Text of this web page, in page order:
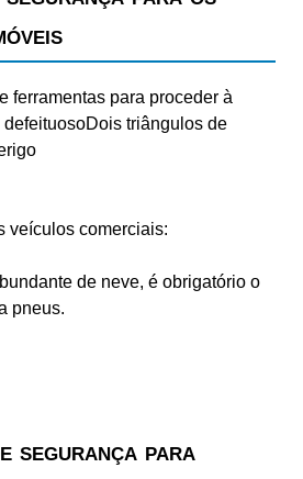
ferramentas para proceder à
triângulos de
veículos comerciais:
de neve, é obrigatório o
pneus.
segurança para